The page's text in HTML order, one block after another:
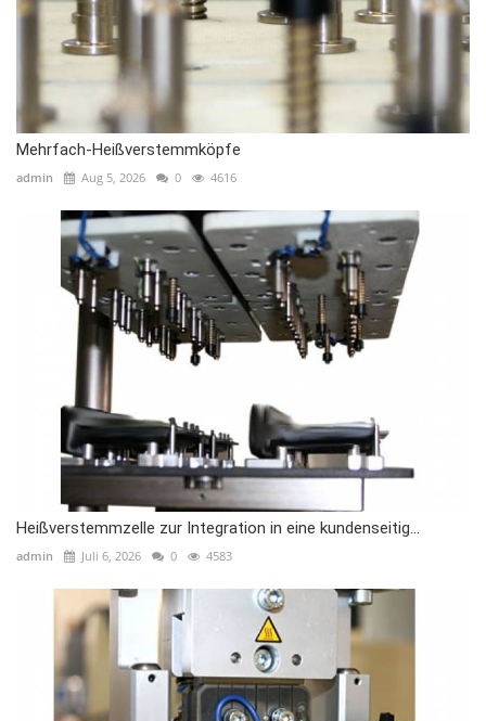
Mehrfach-Heißverstemmköpfe
admin Aug 5, 2026 0 4616
Heißverstemmzelle zur Integration in eine kundenseitig...
admin Juli 6, 2026 0 4583